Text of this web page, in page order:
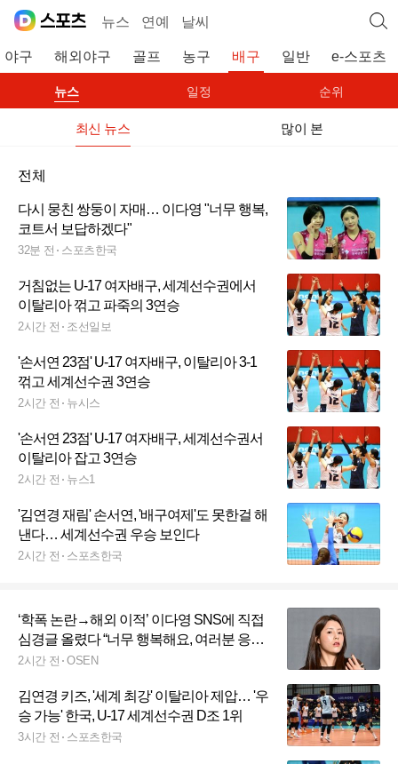
뉴스 연예 날씨
야구 해외야구 골프 농구 배구 일반 e-스포츠
뉴스 일정 순위
최신 뉴스 많이 본
전체
다시 뭉친 쌍둥이 자매… 이다영 "너무 행복,
코트서 보답하겠다"
32분 전 스포츠한국
거침없는 U-17 여자배구, 세계선수권에서
이탈리아 꺾고 파죽의 3연승
2시간 전 조선일보
'손서연 23점' U-17 여자배구, 이탈리아 3-1
꺾고 세계선수권 3연승
2시간 전 뉴시스
'손서연 23점' U-17 여자배구, 세계선수권서
이탈리아 잡고 3연승
2시간 전 뉴스1
'김연경 재림' 손서연, '배구여제'도 못한걸 해
낸다… 세계선수권 우승 보인다
2시간 전 스포츠한국
‘학폭 논란→해외 이적’ 이다영 SNS에 직접
심경글 올렸다 “너무 행복해요, 여러분 응원
덕분에 여기까지 왔다”
2시간 전 OSEN
김연경 키즈, '세계 최강' 이탈리아 제압… '우
승 가능' 한국, U-17 세계선수권 D조 1위
3시간 전 스포츠한국